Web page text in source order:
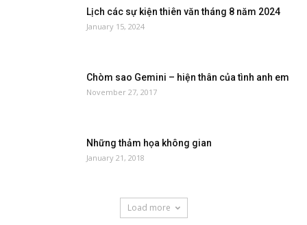
Lịch các sự kiện thiên văn tháng 8 năm 2024
January 15, 2024
Chòm sao Gemini – hiện thân của tình anh em
November 27, 2017
Những thảm họa không gian
January 21, 2018
Load more